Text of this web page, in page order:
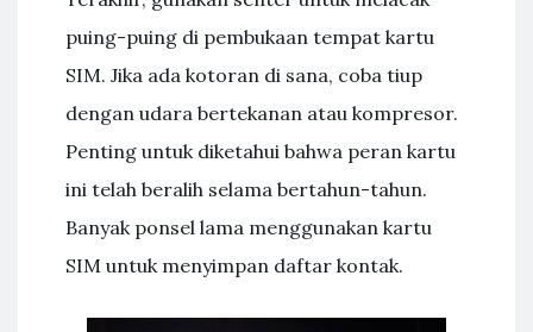
puing-puing di pembukaan tempat kartu
SIM. Jika ada kotoran di sana, coba tiup
dengan udara bertekanan atau kompresor.
Penting untuk diketahui bahwa peran kartu
ini telah beralih selama bertahun-tahun.
Banyak ponsel lama menggunakan kartu
SIM untuk menyimpan daftar kontak.